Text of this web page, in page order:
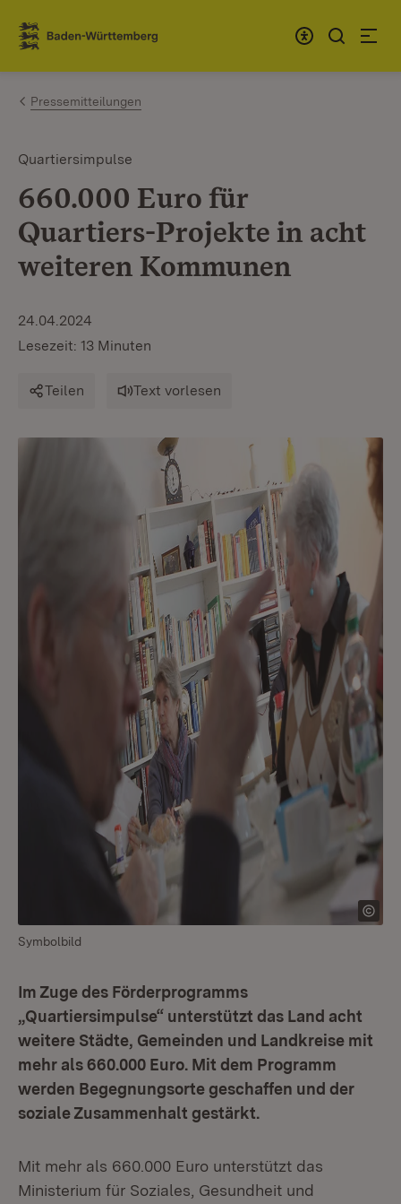
Zum Inhalt springen
Link zur Startseite
Pressemitteilungen
Quartiersimpulse
660.000 Euro für
Quartiers-Projekte in acht
weiteren Kommunen
24.04.2024
Lesezeit: 13 Minuten
Teilen Text vorlesen
Symbolbild
Im Zuge des Förderprogramms
„Quartiersimpulse“ unterstützt das Land acht
weitere Städte, Gemeinden und Landkreise mit
mehr als 660.000 Euro. Mit dem Programm
werden Begegnungsorte geschaffen und der
soziale Zusammenhalt gestärkt.
Mit mehr als 660.000 Euro unterstützt das
Ministerium für Soziales, Gesundheit und